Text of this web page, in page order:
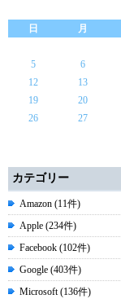
日
月
5
6
12
13
19
20
26
27
カテゴリー
Amazon (11件)
Apple (234件)
Facebook (102件)
Google (403件)
Microsoft (136件)